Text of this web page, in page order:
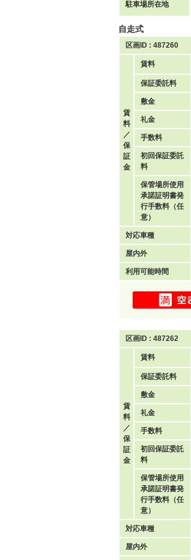
駐車場所在地
自走式
区画ID : 487260
賃
料
／
保
証
金
賃料
保証委託料
敷金
礼金
手数料
初回保証委託
料
保管場所使用
承諾証明書発
行手数料（任
意）
対応車種
屋内外
利用可能時間
区画ID : 487262
賃
料
／
保
証
金
賃料
保証委託料
敷金
礼金
手数料
初回保証委託
料
保管場所使用
承諾証明書発
行手数料（任
意）
対応車種
屋内外